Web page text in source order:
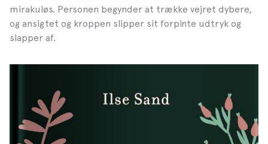
mirakuløs. Personen begynder at trække vejret dybere,
og ansigtet og kroppen slipper sit forpinte udtryk og
slapper af.